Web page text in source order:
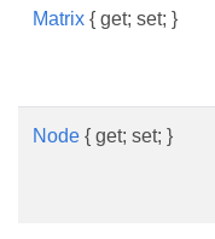
Matrix { get; set; }
Node { get; set; }